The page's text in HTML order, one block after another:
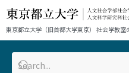
東京都立大学（旧首都大学東京） 社会学教室